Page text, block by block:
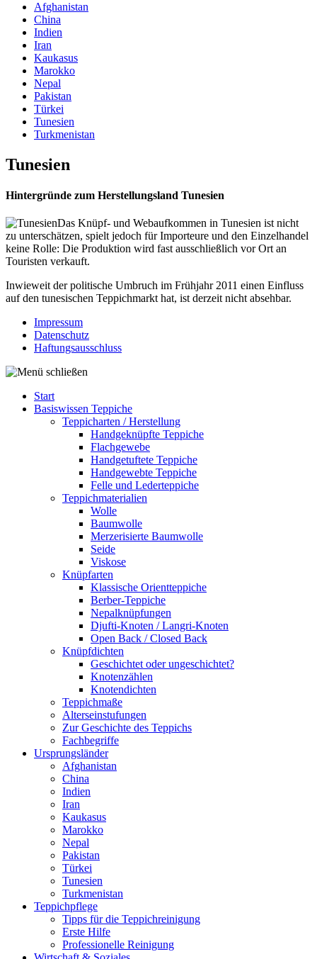
Afghanistan
China
Indien
Iran
Kaukasus
Marokko
Nepal
Pakistan
Türkei
Tunesien
Turkmenistan
Tunesien
Hintergründe zum Herstellungsland Tunesien
Das Knüpf- und Webaufkommen in Tunesien ist nicht
zu unterschätzen, spielt jedoch für Importeure und den Einzelhandel
keine Rolle: Die Produktion wird fast ausschließlich vor Ort an
Touristen verkauft.
Inwieweit der politische Umbruch im Frühjahr 2011 einen Einfluss
auf den tunesischen Teppichmarkt hat, ist derzeit nicht absehbar.
Impressum
Datenschutz
Haftungsausschluss
Start
Basiswissen Teppiche
Teppich­arten / Her­stellung
Handgeknüpfte Teppiche
Flachgewebe
Handgetuftete Teppiche
Handgewebte Teppiche
Felle und Lederteppiche
Teppich­materialien
Wolle
Baumwolle
Merzerisierte Baumwolle
Seide
Viskose
Knüpfarten
Klassische Orientteppiche
Berber-Teppiche
Nepalknüpfungen
Djufti-Knoten / Langri-Knoten
Open Back / Closed Back
Knüpfdichten
Geschichtet oder ungeschichtet?
Knotenzählen
Knotendichten
Teppichmaße
Alterseinstufungen
Zur Geschichte des Teppichs
Fachbegriffe
Ursprungs­länder
Afghanistan
China
Indien
Iran
Kaukasus
Marokko
Nepal
Pakistan
Türkei
Tunesien
Turkmenistan
Teppich­pflege
Tipps für die Teppichreinigung
Erste Hilfe
Professionelle Reinigung